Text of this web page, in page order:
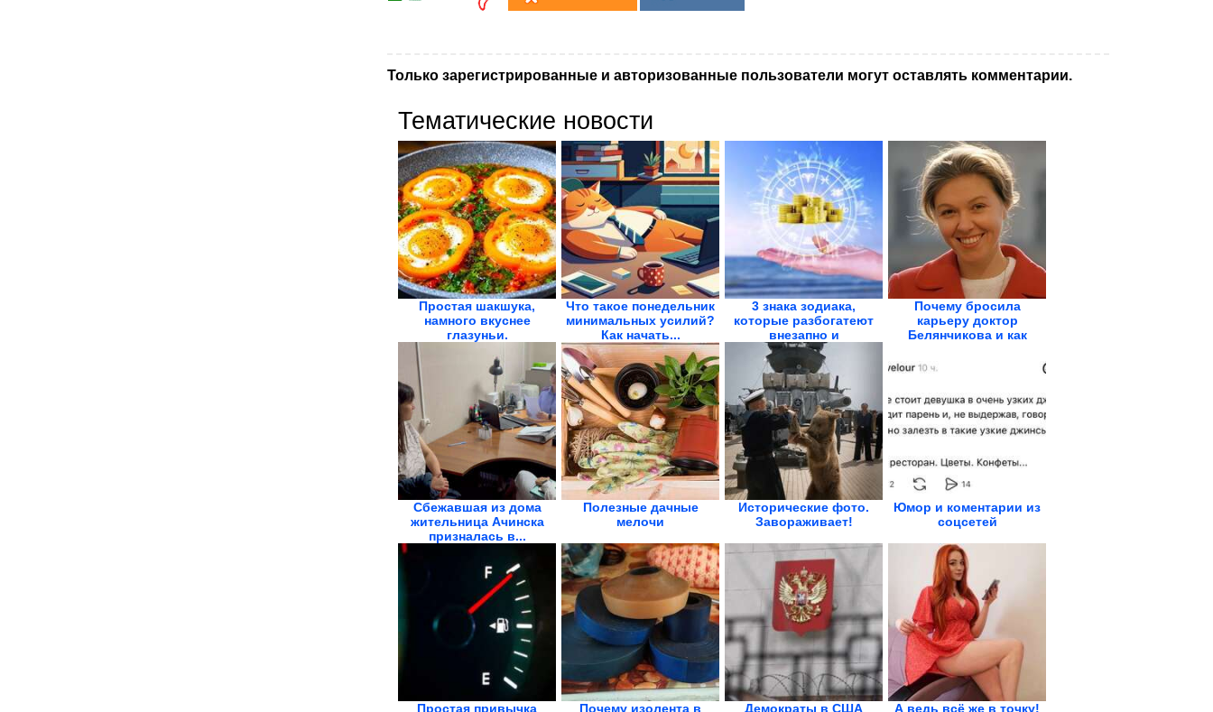
Только зарегистрированные и авторизованные пользователи могут оставлять комментарии.
Тематические новости
Простая шакшука,
намного вкуснее
глазуньи.
Что такое понедельник
минимальных усилий?
Как начать...
3 знака зодиака,
которые разбогатеют
внезапно и
стремительно
Почему бросила
карьеру доктор
Белянчикова и как
Сбежавшая из дома
жительница Ачинска
призналась в...
Полезные дачные
мелочи
Исторические фото.
Завораживает!
Юмор и коментарии из
соцсетей
Простая привычка Почему изолента в Демократы в США А ведь всё же в точку!